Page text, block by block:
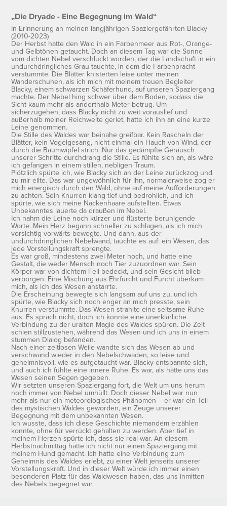
„Die Dryade - Eine Begegnung im Wald“
In Erinnerung an meinen langjährigen Spaziergefährten Blacky
(2010-2023)
Der Herbst hatte den Wald in ein Farbenmeer aus Rot-, Orange-
und Gelbtönen getaucht. Doch an diesem Tag war die Sonne
vom dichten Nebel verschluckt worden, der die Landschaft in ein
undurchdringliches Grau tauchte, in dem die Farbenpracht
verstummte. Die Blätter knisterten leise unter meinen
Wanderschuhen, als ich mich mit meinem treuen Begleiter
Blacky, einem schwarzen Schäferhund, auf unseren Spaziergang
machte. Der Nebel hing schwer über dem Boden, sodass die
Sicht kaum mehr als anderthalb Meter betrug. Um
sicherzugehen, dass Blacky nicht zu weit vorauslief und
außerhalb meiner Reichweite geriet, hatte ich ihn an eine kurze
Leine genommen.
Die Stille des Waldes war beinahe greifbar. Kein Rascheln der
Blätter, kein Vogelgesang, nicht einmal ein Hauch von Wind, der
durch die Baumwipfel strich. Nur das gedämpfte Geräusch
unserer Schritte durchdrang die Stille. Es fühlte sich an, als wäre
ich gefangen in einem stillen, nebligen Traum.
Plötzlich spürte ich, wie Blacky sich an der Leine zurückzog und
zu mir eilte. Das war ungewöhnlich für ihn, normalerweise zog er
mich energisch durch den Wald, ohne auf meine Aufforderungen
zu achten. Sein Knurren klang tief und bedrohlich, und ich
spürte, wie sich meine Nackenhaare aufstellten. Etwas
Unbekanntes lauerte da draußen im Nebel.
Ich nahm die Leine noch kürzer und flüsterte beruhigende
Worte. Mein Herz begann schneller zu schlagen, als ich mich
vorsichtig vorwärts bewegte. Und dann, aus der
undurchdringlichen Nebelwand, tauchte es auf: ein Wesen, das
jede Vorstellungskraft sprengte.
Es war groß, mindestens zwei Meter hoch, und hatte eine
Gestalt, die weder Mensch noch Tier zuzuordnen war. Sein
Körper war von dichtem Fell bedeckt, und sein Gesicht blieb
verborgen. Eine Mischung aus Ehrfurcht und Furcht überkam
mich, als ich das Wesen anstarrte.
Die Erscheinung bewegte sich langsam auf uns zu, und ich
spürte, wie Blacky sich noch enger an mich presste, sein
Knurren verstummte. Das Wesen strahlte eine seltsame Ruhe
aus. Es sprach nicht, doch ich konnte eine unerklärliche
Verbindung zu der uralten Magie des Waldes spüren. Die Zeit
schien stillzustehen, während das Wesen und ich uns in einem
stummen Dialog befanden.
Nach einer zeitlosen Weile wandte sich das Wesen ab und
verschwand wieder in den Nebelschwaden, so leise und
geheimnisvoll, wie es aufgetaucht war. Blacky entspannte sich,
und auch ich fühlte eine innere Ruhe. Es war, als hätte uns das
Wesen seinen Segen gegeben.
Wir setzten unseren Spaziergang fort, die Welt um uns herum
noch immer von Nebel umhüllt. Doch dieser Nebel war nun
mehr als nur ein meteorologisches Phänomen – er war ein Teil
des mystischen Waldes geworden, ein Zeuge unserer
Begegnung mit dem unbekannten Wesen.
Ich wusste, dass ich diese Geschichte niemandem erzählen
konnte, ohne für verrückt gehalten zu werden. Aber tief in
meinem Herzen spürte ich, dass sie real war. An diesem
Herbstnachmittag hatte ich nicht nur einen Spaziergang mit
meinem Hund gemacht. Ich hatte eine Verbindung zum
Geheimnis des Waldes erlebt, zu einer Welt jenseits unserer
Vorstellungskraft. Und in dieser Welt würde ich immer einen
besonderen Platz für das Waldwesen haben, das uns inmitten
des Nebels begegnet war.